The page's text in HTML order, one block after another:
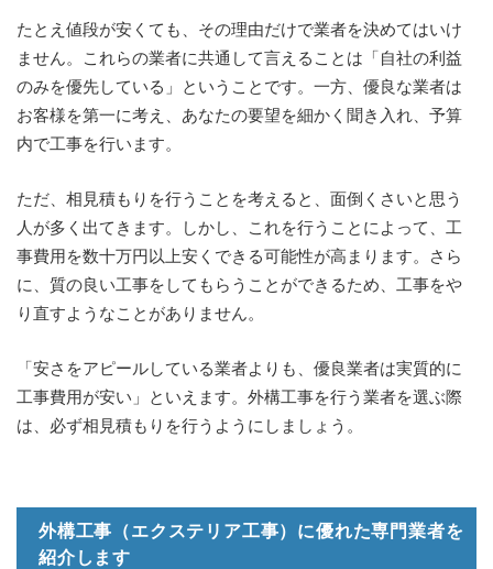
たとえ値段が安くても、その理由だけで業者を決めてはいけ
ません。これらの業者に共通して言えることは「自社の利益
のみを優先している」ということです。一方、優良な業者は
お客様を第一に考え、あなたの要望を細かく聞き入れ、予算
内で工事を行います。
ただ、相見積もりを行うことを考えると、面倒くさいと思う
人が多く出てきます。しかし、これを行うことによって、工
事費用を数十万円以上安くできる可能性が高まります。さら
に、質の良い工事をしてもらうことができるため、工事をや
り直すようなことがありません。
「安さをアピールしている業者よりも、優良業者は実質的に
工事費用が安い」といえます。外構工事を行う業者を選ぶ際
は、必ず相見積もりを行うようにしましょう。
外構工事（エクステリア工事）に優れた専門業者を
紹介します